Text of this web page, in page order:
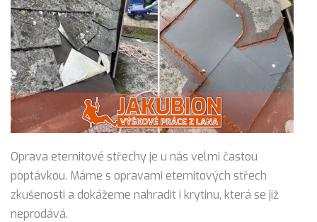
Oprava eternitové střechy je u nás velmi častou
poptávkou. Máme s opravami eternitových střech
zkušenosti a dokážeme nahradit i krytinu, která se již
neprodává.